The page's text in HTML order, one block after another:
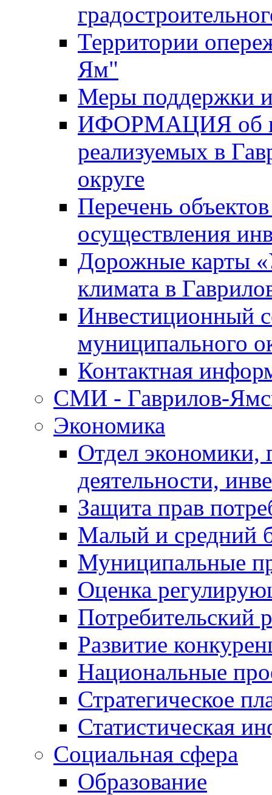
Территории
Ям"
Меры поддержки
ИФОРМАЦИЯ об
реализуемых в
округе
Перечень
осуществления
Дорожные карты
климата в
Инвестиционный
муниципального
Контактная
СМИ - Гаврилов-
Экономика
Отдел экономики,
деятельности,
Защита прав
Малый и средний
Муниципальные
Оценка
Потребительский
Развитие
Национальные
Стратегическое
Статистическая
Социальная сфера
Образование